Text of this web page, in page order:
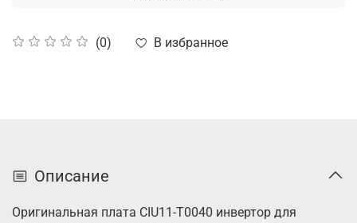
(0) В избранное
Описание
Оригинальная плата CIU11-T0040 инвертор для